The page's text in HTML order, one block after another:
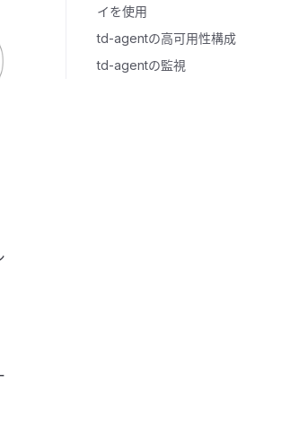
イを使用
td-agentの高可用性構成
td-agentの監視